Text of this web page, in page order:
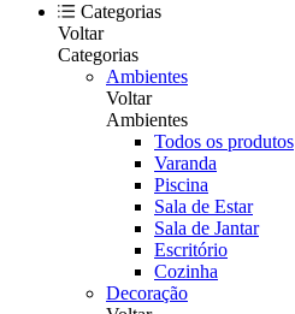
Categorias
Voltar
Categorias
Ambientes
Voltar
Ambientes
Todos os produtos
Varanda
Piscina
Sala de Estar
Sala de Jantar
Escritório
Cozinha
Decoração